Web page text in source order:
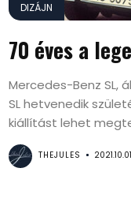
DIZÁJN
70 éves a
Mercedes-Benz SL,
SL hetvenedik
kiállítást lehet
THEJULES